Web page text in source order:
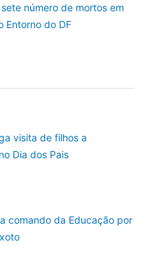
número de mortos em
Entorno do DF
visita de filhos a
Dia dos Pais
comando da Educação por